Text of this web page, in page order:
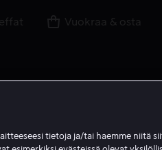
Vuokraa & osta
tietoja ja/tai haemme niitä